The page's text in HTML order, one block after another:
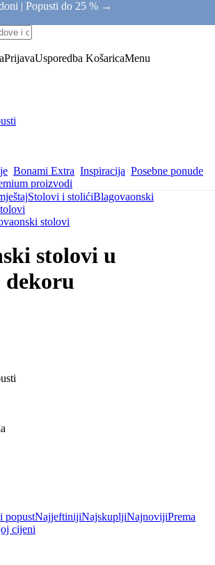
| Popusti do 25 % →
PrijavaUsporedba KošaricaMenu
Bonami Extra Inspiracija Posebne ponude
proizvodi
Stolovi i stolićiBlagovaonski
stolovi
stolovi u
popustNajjeftinijiNajskupljiNajnovijiPrema
cijeni